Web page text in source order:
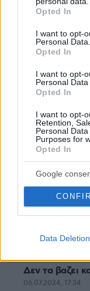
grant or deny
use your data for
consent section.
Opted In
I want to opt-
Personal Data.
Opted In
I want to opt-
Personal Data
Opted In
I want to opt-
Retention,
Personal
Purposes for
Opted In
Google
Data Deletion
Τι να σου
νέα
τις
Orgoglioso
06.07.2024, 10:34
ια απαντήσεις
είναι η ελλάδα
δείξουμε εμείς
δίνουνε ούτε
που παίρνονται
θέμα της
οι αλβανοί που
Δεν τα βαζει
06.07.2024, 17:34